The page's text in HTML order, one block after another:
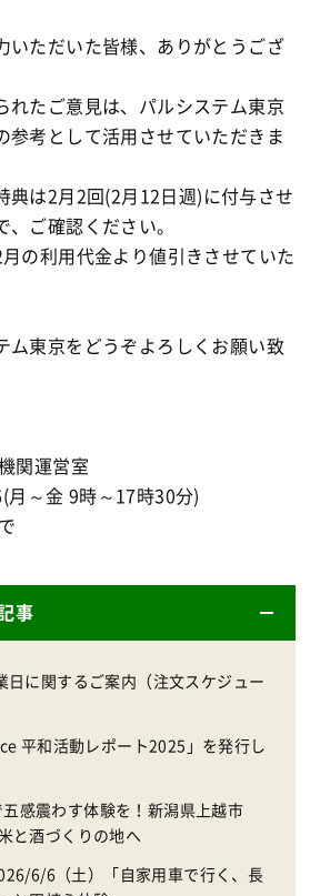
いただいた皆様、ありがとうござ
れたご意見は、パルシステム東京
参考として活用させていただきま
典は2月2回(2月12日週)に付与させ
ご確認ください。
の利用代金より値引きさせていた
ム東京をどうぞよろしくお願い致
関運営室
～金 9時～17時30分)
事
日に関するご案内（注文スケジュー
平和活動レポート2025」を発行し
五感震わす体験を！新潟県上越市
酒づくりの地へ
6/6（土）「自家用車で行く、長